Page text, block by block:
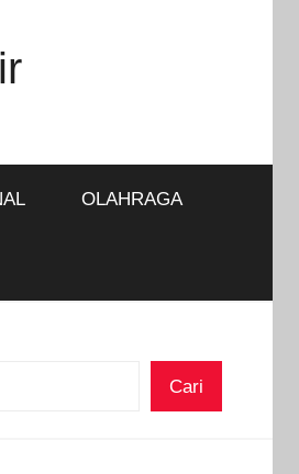
OLAHRAGA
Cari